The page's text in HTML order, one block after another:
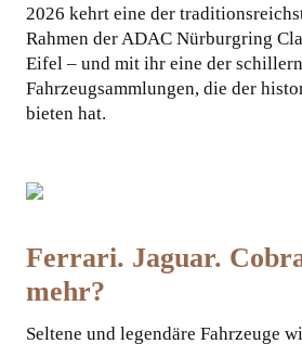
2026 kehrt eine der
Rahmen der ADAC Nürburgring
Eifel – und mit ihr eine der
Fahrzeugsammlungen, die der
bieten hat.
Ferrari. Jaguar.
mehr?
Seltene und legendäre Fahrzeuge